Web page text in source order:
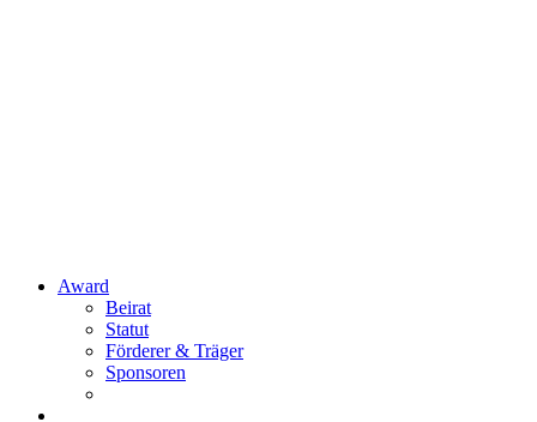
Award
Beirat
Statut
Förderer & Träger
Sponsoren